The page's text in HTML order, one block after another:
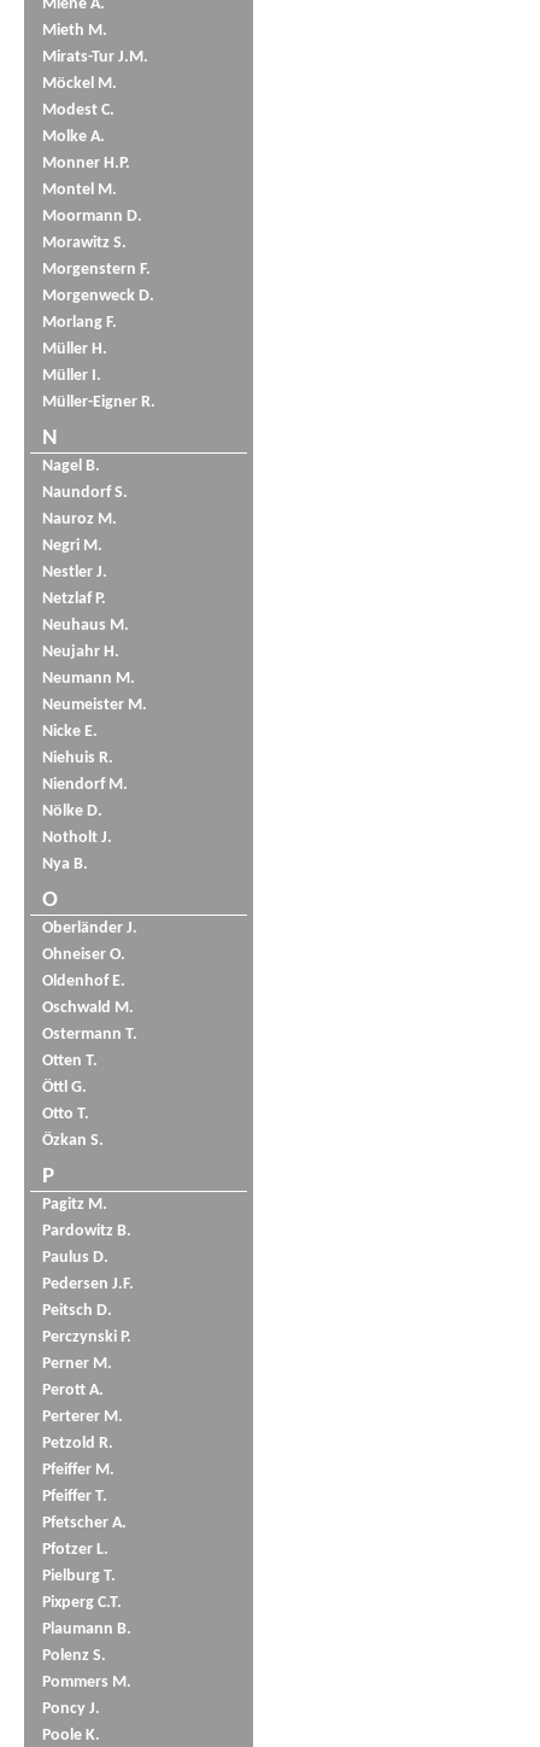
Miene A.
Mieth M.
Mirats-Tur J.M.
Möckel M.
Modest C.
Molke A.
Monner H.P.
Montel M.
Moormann D.
Morawitz S.
Morgenstern F.
Morgenweck D.
Morlang F.
Müller H.
Müller I.
Müller-Eigner R.
N
Nagel B.
Naundorf S.
Nauroz M.
Negri M.
Nestler J.
Netzlaf P.
Neuhaus M.
Neujahr H.
Neumann M.
Neumeister M.
Nicke E.
Niehuis R.
Niendorf M.
Nölke D.
Notholt J.
Nya B.
O
Oberländer J.
Ohneiser O.
Oldenhof E.
Oschwald M.
Ostermann T.
Otten T.
Öttl G.
Otto T.
Özkan S.
P
Pagitz M.
Pardowitz B.
Paulus D.
Pedersen J.F.
Peitsch D.
Perczynski P.
Perner M.
Perott A.
Perterer M.
Petzold R.
Pfeiffer M.
Pfeiffer T.
Pfetscher A.
Pfotzer L.
Pielburg T.
Pixperg C.T.
Plaumann B.
Polenz S.
Pommers M.
Poncy J.
Poole K.